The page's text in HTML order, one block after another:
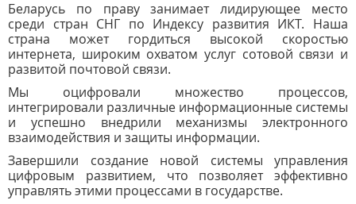
Беларусь по праву занимает лидирующее место
среди стран СНГ по Индексу развития ИКТ. Наша
страна может гордиться высокой скоростью
интернета, широким охватом услуг сотовой связи и
развитой почтовой связи.
Мы оцифровали множество процессов,
интегрировали различные информационные системы
и успешно внедрили механизмы электронного
взаимодействия и защиты информации.
Завершили создание новой системы управления
цифровым развитием, что позволяет эффективно
управлять этими процессами в государстве.